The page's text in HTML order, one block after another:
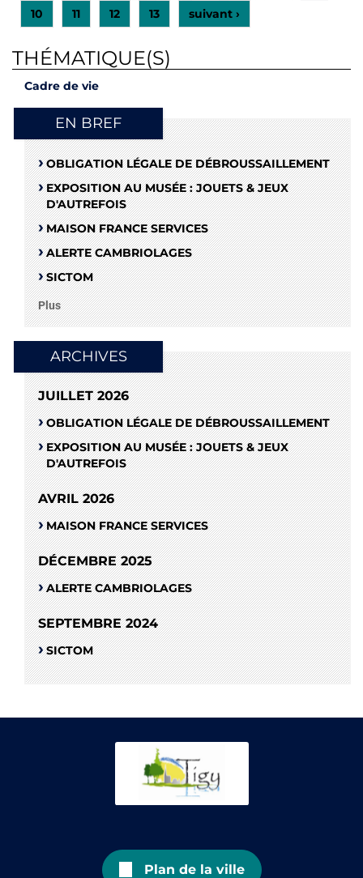
10 11 12 13 suivant ›
THÉMATIQUE(S)
Cadre de vie
EN BREF
OBLIGATION LÉGALE DE DÉBROUSSAILLEMENT
EXPOSITION AU MUSÉE : JOUETS & JEUX
D'AUTREFOIS
MAISON FRANCE SERVICES
ALERTE CAMBRIOLAGES
SICTOM
Plus
ARCHIVES
JUILLET 2026
OBLIGATION LÉGALE DE DÉBROUSSAILLEMENT
EXPOSITION AU MUSÉE : JOUETS & JEUX
D'AUTREFOIS
AVRIL 2026
MAISON FRANCE SERVICES
DÉCEMBRE 2025
ALERTE CAMBRIOLAGES
SEPTEMBRE 2024
SICTOM
Plan de la ville